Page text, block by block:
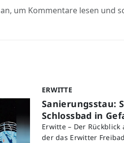
um Kommentare lesen und
ERWITTE
Sanierungsstau:
Schlossbad in
Erwitte – Der
der das Erwitter